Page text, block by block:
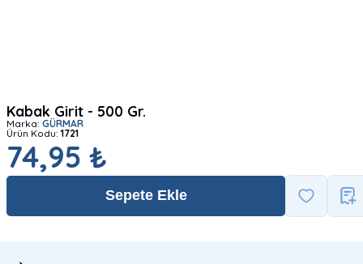
Kabak Girit - 500 Gr.
Marka: GÜRMAR
Ürün Kodu: 1721
74,95 ₺
Sepete Ekle